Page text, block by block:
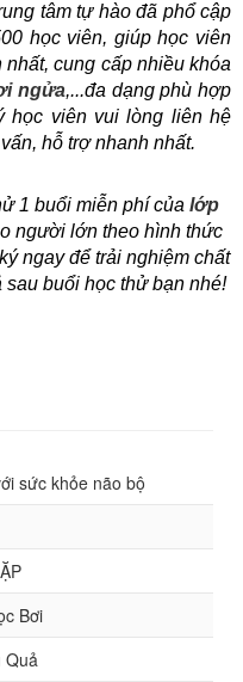
tâm tự hào đã phổ cập
học viên, giúp học viên
cung cấp nhiều khóa
ngửa,...đa dạng phù hợp
học viên vui lòng liên hệ
hỗ trợ nhanh nhất.
1 buổi miễn phí của lớp
người lớn theo hình thức
ngay để trải nghiệm chất
buổi học thử bạn nhé!
sức khỏe não bộ
Bơi
Quả